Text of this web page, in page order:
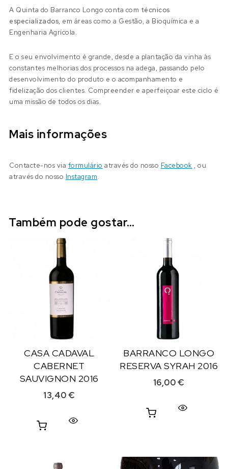
A Quinta do Barranco Longo conta com técnicos
especializados, em áreas como a Gestão, a Bioquímica e a
Engenharia Agrícola.
E o seu envolvimento é grande, desde a plantação da vinha às
constantes melhorias dos processos na adega, passando pelo
desenvolvimento do produto e o acompanhamento e
fidelização dos clientes. Compreender e aperfeiçoar este ciclo é
uma missão de todos os dias.
Mais informações
Contacte-nos via formulário através do nosso Facebook , ou
através do nosso Instagram.
Também pode gostar…
CASA CADAVAL
CABERNET
SAUVIGNON 2016
13,40€
BARRANCO LONGO
RESERVA SYRAH 2016
16,00€